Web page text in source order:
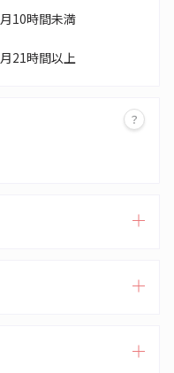
月10時間未満
月21時間以上